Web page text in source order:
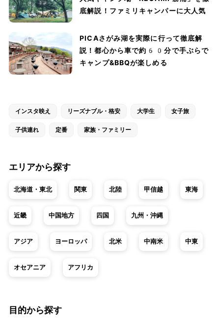
底解説！ファミリキャンパーに大人気
PICAさがみ湖を実際に行って徹底解
説！都心から車で約60分で手ぶらで
キャンプ&BBQが楽しめる
インスタ映え リーズナブル・格安 大学生 女子旅
子供連れ 定番 家族・ファミリー
エリアから探す
北海道・東北 関東 北陸 甲信越 東海
近畿 中国地方 四国 九州・沖縄
アジア ヨーロッパ 北米 中南米 中東
オセアニア アフリカ
目的から探す